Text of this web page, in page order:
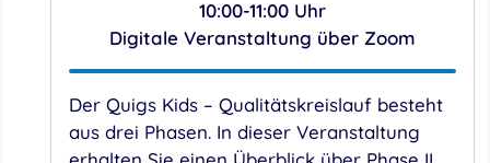
10:00-11:00 Uhr
Digitale Veranstaltung über Zoom
Der Quigs Kids – Qualitätskreislauf besteht
aus drei Phasen. In dieser Veranstaltung